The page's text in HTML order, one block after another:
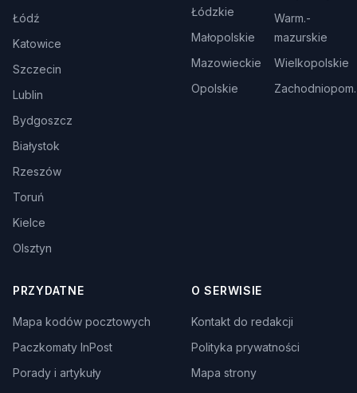
Łódź
Katowice
Szczecin
Lublin
Bydgoszcz
Białystok
Rzeszów
Toruń
Kielce
Olsztyn
Łódzkie
Małopolskie
Mazowieckie
Opolskie
Warm.-
mazurskie
Wielkopolskie
Zachodniopom.
PRZYDATNE
Mapa kodów pocztowych
Paczkomaty InPost
Porady i artykuły
O SERWISIE
Kontakt do redakcji
Polityka prywatności
Mapa strony